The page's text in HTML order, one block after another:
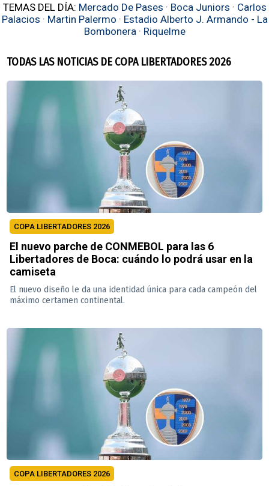
TEMAS DEL DÍA: Mercado De Pases · Boca Juniors · Carlos
Palacios · Martin Palermo · Estadio Alberto J. Armando - La
Bombonera · Riquelme
TODAS LAS NOTICIAS DE COPA LIBERTADORES 2026
COPA LIBERTADORES 2026
El nuevo parche de CONMEBOL para las 6
Libertadores de Boca: cuándo lo podrá usar en la
camiseta
El nuevo diseño le da una identidad única para cada campeón del
máximo certamen continental.
COPA LIBERTADORES 2026